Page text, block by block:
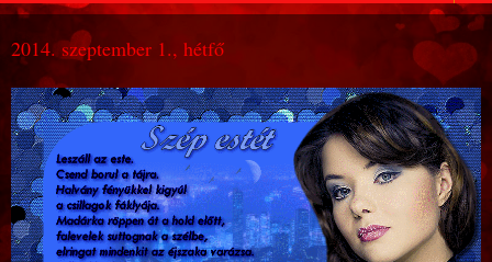
2014. szeptember 1., hétfő